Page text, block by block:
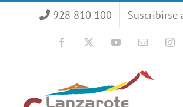
928 810 100 Suscribirse
Facebook YouTubeCorreo